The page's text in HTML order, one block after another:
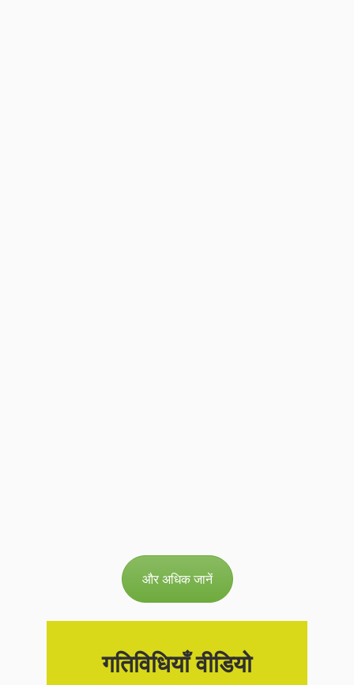
और अधिक जानें
गतिविधियाँ वीडियो